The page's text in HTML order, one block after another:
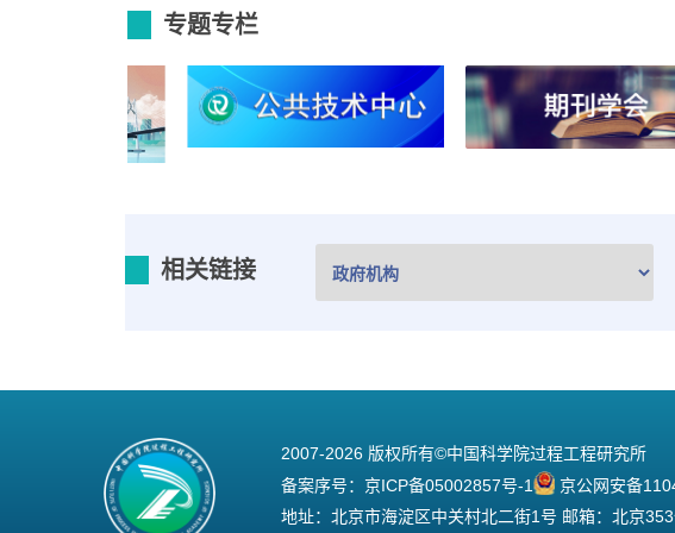
专题专栏
相关链接
2007-2026 版权所有©中国科学院过程工程研究所
备案序号： 京ICP备05002857号-1
京公网安备
地址：北京市海淀区中关村北二街1号 邮箱：北京